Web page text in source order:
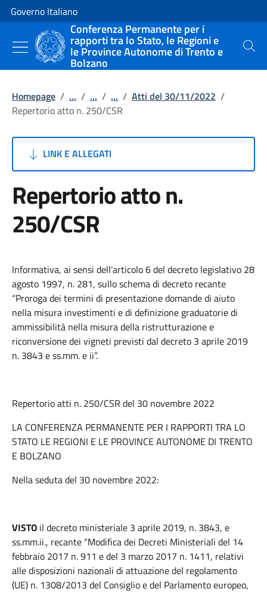
Vai al contenuto
Vai alla navigazione del sito
Governo Italiano
Conferenza Permanente per i
rapporti tra lo Stato, le Regioni e
le Province Autonome di Trento e
Bolzano
Cerca
Homepage / ... / ... / ... / Atti del 30/11/2022 /
Repertorio atto n. 250/CSR
LINK E ALLEGATI
Repertorio atto n.
250/CSR
Informativa, ai sensi dell’articolo 6 del decreto legislativo 28
agosto 1997, n. 281, sullo schema di decreto recante
“Proroga dei termini di presentazione domande di aiuto
nella misura investimenti e di definizione graduatorie di
ammissibilità nella misura della ristrutturazione e
riconversione dei vigneti previsti dal decreto 3 aprile 2019
n. 3843 e ss.mm. e ii”.
Repertorio atti n. 250/CSR del 30 novembre 2022
LA CONFERENZA PERMANENTE PER I RAPPORTI TRA LO
STATO LE REGIONI E LE PROVINCE AUTONOME DI TRENTO
E BOLZANO
Nella seduta del 30 novembre 2022:
VISTO il decreto ministeriale 3 aprile 2019, n. 3843, e
ss.mm.ii., recante “Modifica dei Decreti Ministeriali del 14
febbraio 2017 n. 911 e del 3 marzo 2017 n. 1411, relativi
alle disposizioni nazionali di attuazione del regolamento
(UE) n. 1308/2013 del Consiglio e del Parlamento europeo,